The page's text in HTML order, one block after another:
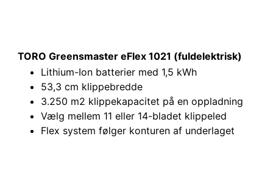
TORO Greensmaster eFlex 1021 (fuldelektrisk)
Lithium-Ion batterier med 1,5 kWh
53,3 cm klippebredde
3.250 m2 klippekapacitet på en oppladning
Vælg mellem 11 eller 14-bladet klippeled
Flex system følger konturen af underlaget